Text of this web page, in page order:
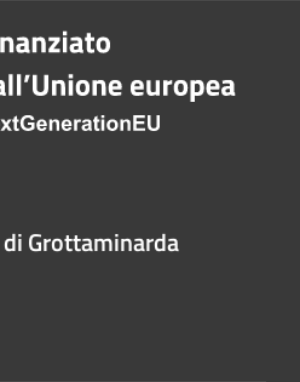
Grottaminarda